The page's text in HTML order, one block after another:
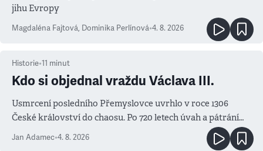
jihu Evropy
Magdaléna Fajtová, Dominika Perlínová•4. 8. 2026
Historie•11 minut
Kdo si objednal vraždu Václava III.
Usmrcení posledního Přemyslovce uvrhlo v roce 1306
České království do chaosu. Po 720 letech úvah a pátrání
známe jména podezřelých
Jan Adamec•4. 8. 2026